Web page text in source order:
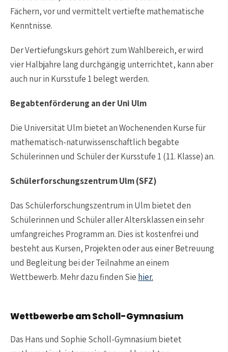
Fächern, vor und vermittelt vertiefte mathematische
Kenntnisse.
Der Vertiefungskurs gehört zum Wahlbereich, er wird
vier Halbjahre lang durchgängig unterrichtet, kann aber
auch nur in Kursstufe 1 belegt werden.
Begabtenförderung an der Uni Ulm
Die Universität Ulm bietet an Wochenenden Kurse für
mathematisch-naturwissenschaftlich begabte
Schülerinnen und Schüler der Kursstufe 1 (11. Klasse) an.
Schülerforschungszentrum Ulm (SFZ)
Das Schülerforschungszentrum in Ulm bietet den
Schülerinnen und Schüler aller Altersklassen ein sehr
umfangreiches Programm an. Dies ist kostenfrei und
besteht aus Kursen, Projekten oder aus einer Betreuung
und Begleitung bei der Teilnahme an einem
Wettbewerb. Mehr dazu finden Sie hier.
Wettbewerbe am Scholl-Gymnasium
Das Hans und Sophie Scholl-Gymnasium bietet